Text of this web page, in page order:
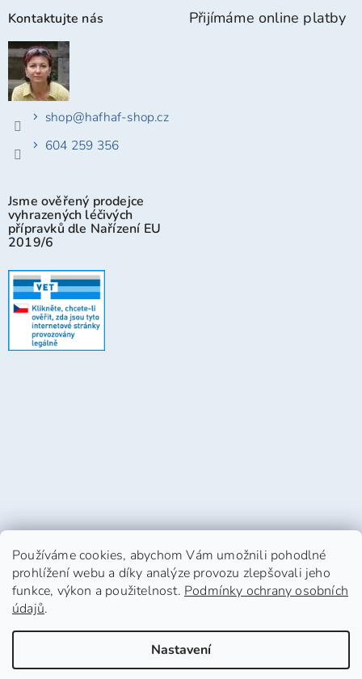
Používáme cookies, abychom Vám umožnili pohodlné
prohlížení webu a díky analýze provozu zlepšovali jeho
funkce, výkon a použitelnost. Podmínky ochrany osobních
údajů.
Nastavení
Kontaktujte nás
shop@hafhaf-shop.cz
604 259 356
Jsme ověřený prodejce
vyhrazených léčivých
přípravků dle Nařízení EU
2019/6
Přijímáme online platby
Vytvořil Shoptet